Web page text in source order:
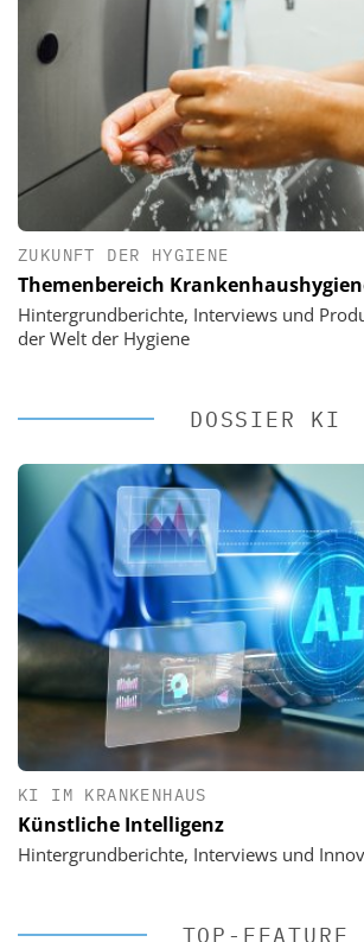
ZUKUNFT DER HYGIENE
Themenbereich
Hintergrundberichte, Interviews und
der Welt der Hygiene
DOSSIER KI
KI IM KRANKENHAUS
Künstliche Intelligenz
Hintergrundberichte, Interviews und
TOP-FEATURE